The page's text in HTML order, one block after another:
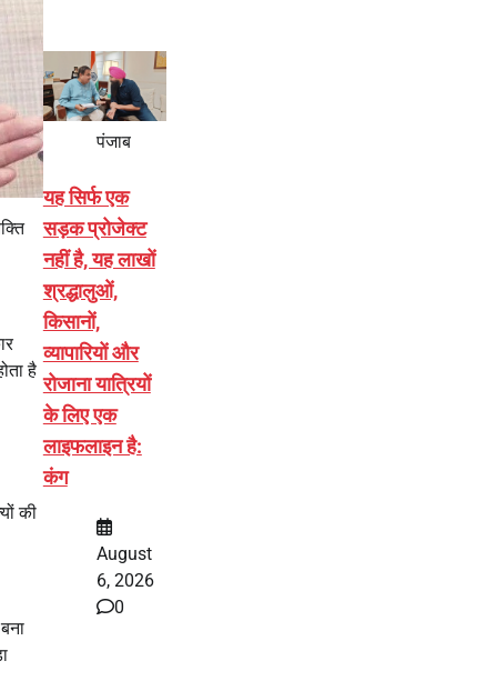
है
की
पंजाब
यह सिर्फ एक
सड़क प्रोजेक्ट
नहीं है, यह लाखों
श्रद्धालुओं,
किसानों,
व्यापारियों और
रोजाना यात्रियों
के लिए एक
लाइफलाइन है:
कंग
August
6, 2026
0